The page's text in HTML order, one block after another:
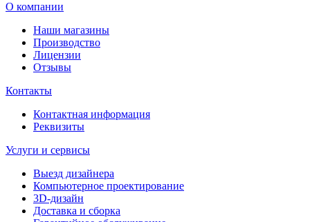
О компании
Наши магазины
Производство
Лицензии
Отзывы
Контакты
Контактная информация
Реквизиты
Услуги и сервисы
Выезд дизайнера
Компьютерное проектирование
3D-дизайн
Доставка и сборка